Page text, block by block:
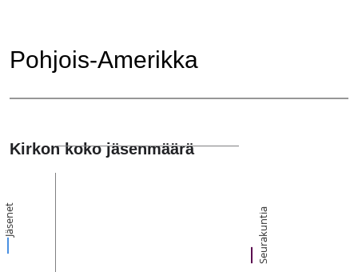
Pohjois-Amerikka
Kirkon koko jäsenmäärä
Jäsenet Seurakuntia